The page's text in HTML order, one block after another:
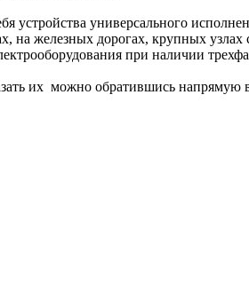
устройства универсального
железных дорогах, крупных узлах
при наличии
их можно обратившись напрямую